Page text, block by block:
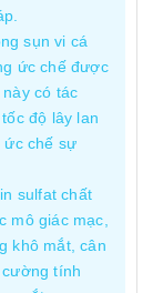
sụn vi cá
ức chế được
có tác
độ lây lan
ức chế sự
sulfat chất
mô giác mạc,
khô mắt, cân
tính